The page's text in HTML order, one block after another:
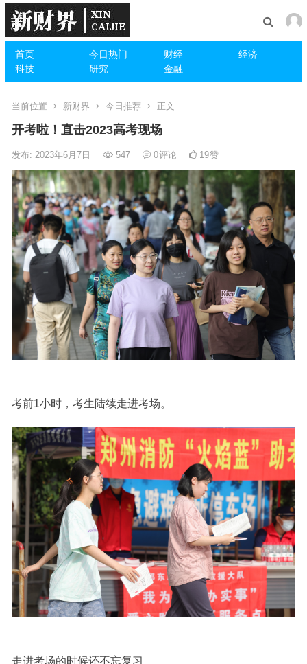
首页 今日热门 财经
经济
科技
研究 金融
当前位置 新财界 今日推荐 正文
开考啦！直击2023高考现场
发布: 2023年6月7日 547 0评论 19赞
考前1小时，考生陆续走进考场。
走进考场的时候还不忘复习